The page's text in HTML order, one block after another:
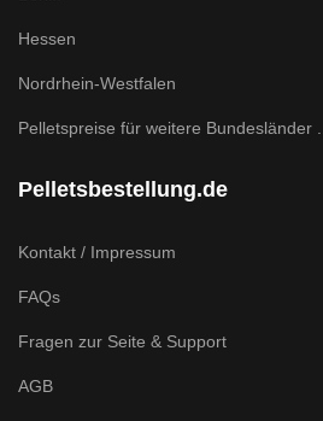
Hessen
Nordrhein-Westfalen
Pelletspreise für weitere Bundesländer ...
Pelletsbestellung.de
Kontakt / Impressum
FAQs
Fragen zur Seite & Support
AGB